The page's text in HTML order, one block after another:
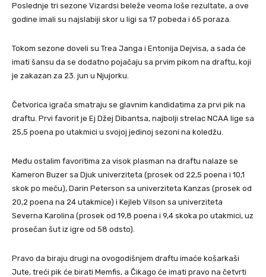
Poslednje tri sezone Vizardsi beleže veoma loše rezultate, a ove
godine imali su najslabiji skor u ligi sa 17 pobeda i 65 poraza.
Tokom sezone doveli su Trea Janga i Entonija Dejvisa, a sada će
imati šansu da se dodatno pojačaju sa prvim pikom na draftu, koji
je zakazan za 23. jun u Njujorku.
Četvorica igrača smatraju se glavnim kandidatima za prvi pik na
draftu. Prvi favorit je Ej Džej Dibantsa, najbolji strelac NCAA lige sa
25,5 poena po utakmici u svojoj jedinoj sezoni na koledžu.
Među ostalim favoritima za visok plasman na draftu nalaze se
Kameron Buzer sa Djuk univerziteta (prosek od 22,5 poena i 10,1
skok po meču), Darin Peterson sa univerziteta Kanzas (prosek od
20,2 poena na 24 utakmice) i Kejleb Vilson sa univerziteta
Severna Karolina (prosek od 19,8 poena i 9,4 skoka po utakmici, uz
prosečan šut iz igre od 58 odsto).
Pravo da biraju drugi na ovogodišnjem draftu imaće košarkaši
Jute, treći pik će birati Memfis, a Čikago će imati pravo na četvrti